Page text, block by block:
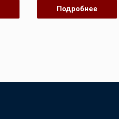
0
из
Подробнее